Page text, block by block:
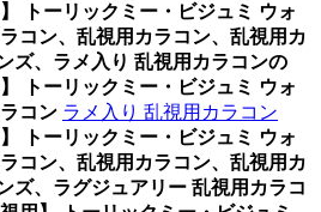
トーリックミー・ビジュミ ウォ
コン、乱視用カラコン、乱視用カ
ズ、ラメ入り 乱視用カラコンの
トーリックミー・ビジュミ ウォ
コン ラメ入り 乱視用カラコン
トーリックミー・ビジュミ ウォ
コン、乱視用カラコン、乱視用カ
ズ、ラグジュアリー 乱視用カラコ